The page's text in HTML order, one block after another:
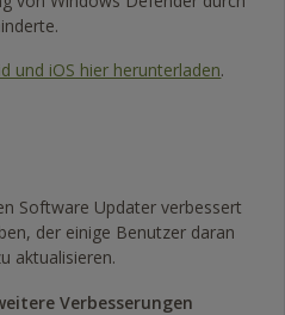
und iOS hier herunterladen.
Software Updater verbessert
der einige Benutzer daran
aktualisieren.
Verbesserungen